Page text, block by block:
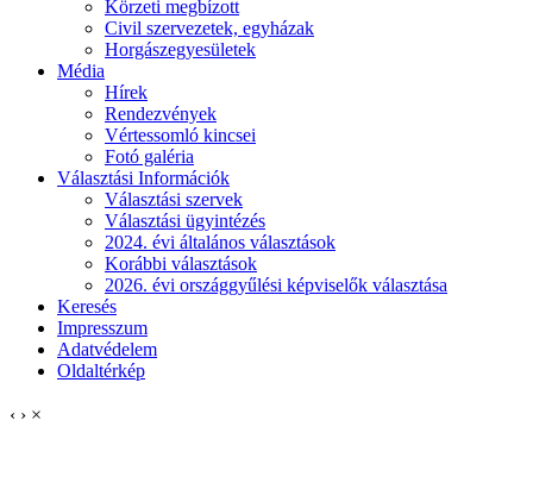
Körzeti megbízott
Civil szervezetek, egyházak
Horgászegyesületek
Média
Hírek
Rendezvények
Vértessomló kincsei
Fotó galéria
Választási Információk
Választási szervek
Választási ügyintézés
2024. évi általános választások
Korábbi választások
2026. évi országgyűlési képviselők választása
Keresés
Impresszum
Adatvédelem
Oldaltérkép
‹ › ×